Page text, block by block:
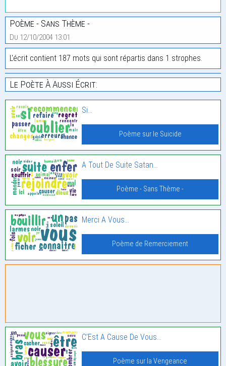
Poème - Sans Thème -
Du 12/10/2004 13:01
L'écrit contient 187 mots qui sont répartis dans 1 strophes.
Le Poète À Aussi Écrit:
Si…
Poème sur le Suicide
A Tout De Suite Satan…
Poème - Sans Thème -
Merci A Vous…
Poème de Remerciement
C’Est A Cause De Vous…
Poème sur la Vengeance